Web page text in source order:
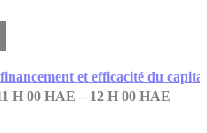
et efficacité du capital
H 00 HAE – 12 H 00 HAE